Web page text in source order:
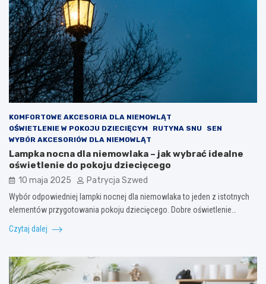
KOMFORTOWE AKCESORIA DLA NIEMOWLĄT
OŚWIETLENIE W POKOJU DZIECIĘCYM
RUTYNA SNU
SEN
WYBÓR AKCESORIÓW DLA NIEMOWLĄT
Lampka nocna dla niemowlaka – jak wybrać idealne
oświetlenie do pokoju dziecięcego
10 maja 2025 Patrycja Szwed
Wybór odpowiedniej lampki nocnej dla niemowlaka to jeden z istotnych
elementów przygotowania pokoju dziecięcego. Dobre oświetlenie…
Czytaj dalej